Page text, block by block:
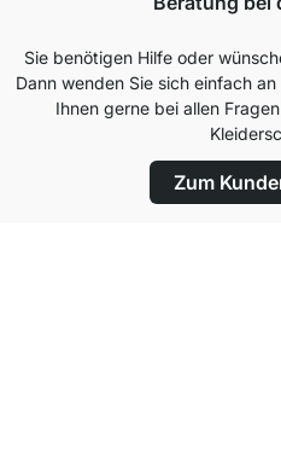
Sie benötigen Hilfe oder
Dann wenden Sie sich einfach
Ihnen gerne bei allen
Zum